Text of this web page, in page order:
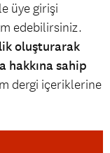
üye girişi
edebilirsiniz.
oluşturarak
hakkına sahip
dergi içeriklerine